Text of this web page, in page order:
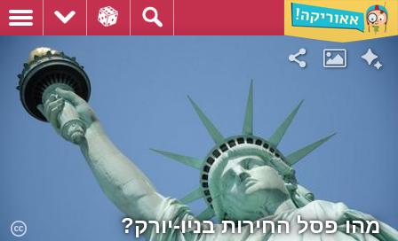
מהו פסל החירות בניו-יורק?